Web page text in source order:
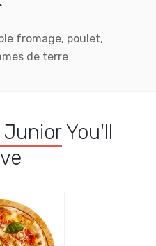
fromage, poulet,
de terre
JuniorYou'll